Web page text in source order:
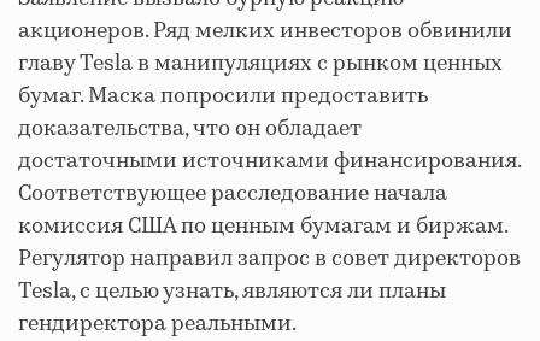
акционеров. Ряд мелких инвесторов обвинили
главу Tesla в манипуляциях с рынком ценных
бумаг. Маска попросили предоставить
доказательства, что он обладает
достаточными источниками финансирования.
Соответствующее расследование начала
комиссия США по ценным бумагам и биржам.
Регулятор направил запрос в совет директоров
Tesla, с целью узнать, являются ли планы
гендиректора реальными.